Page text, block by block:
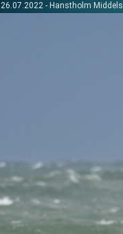
26.07.2022 - Hanstholm Middels